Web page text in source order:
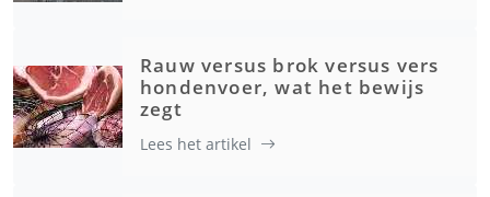
Rauw versus brok versus vers
hondenvoer, wat het bewijs
zegt
Lees het artikel